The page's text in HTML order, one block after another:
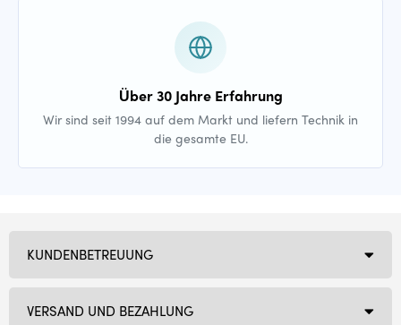
Über 30 Jahre Erfahrung
Wir sind seit 1994 auf dem Markt und liefern Technik in
die gesamte EU.
KUNDENBETREUUNG
VERSAND UND BEZAHLUNG